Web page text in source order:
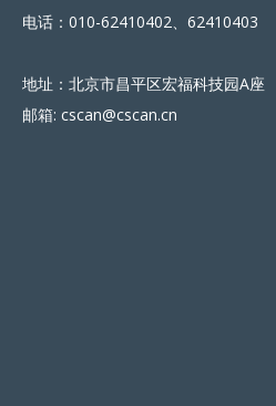
电话：010-62410402、62410403
地址：北京市昌平区宏福科技园A座
邮箱: cscan@cscan.cn